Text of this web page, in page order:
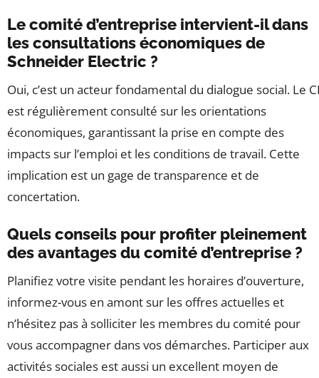
Le comité d’entreprise intervient-il dans
les consultations économiques de
Schneider Electric ?
Oui, c’est un acteur fondamental du dialogue social. Le
est régulièrement consulté sur les orientations
économiques, garantissant la prise en compte des
impacts sur l’emploi et les conditions de travail. Cette
implication est un gage de transparence et de
concertation.
Quels conseils pour profiter pleinement
des avantages du comité d’entreprise ?
Planifiez votre visite pendant les horaires d’ouverture,
informez-vous en amont sur les offres actuelles et
n’hésitez pas à solliciter les membres du comité pour
vous accompagner dans vos démarches. Participer aux
activités sociales est aussi un excellent moyen de